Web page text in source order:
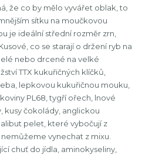
že co by mělo vyvářet oblak, to
sítku na moučkovou
je ideální střední rozměr zrn,
co se starají o držení ryb na
nebo drcené na velké
TTX kukuřičných klíčků,
lepkovou kukuřičnou mouku,
PL68, tygří ořech, lnové
kusy čokolády, anglickou
pelet, které vybočují z
vynechat z mixu.
chuť do jídla, aminokyseliny,